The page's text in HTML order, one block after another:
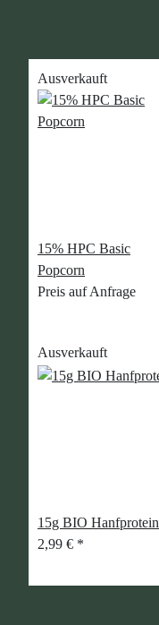
Ausverkauft
15% HPC Basic
Popcorn
Preis auf Anfrage
Ausverkauft
15g BIO Hanfprotein
2,99 € *